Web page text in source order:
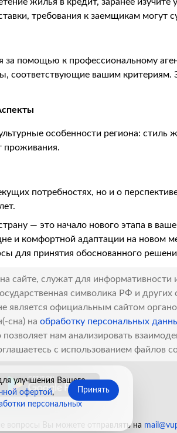
требования к заемщикам могут
за помощью к профессиональному
соответствующие вашим
особенности региона: стиль
проживания.
потребностях, но и о
— это начало нового этапа в
и комфортной адаптации на новом
для принятия обоснованного
сайте, служат для информативности
символика РФ и других
является официальным сайтом
сна) на обработку персональных
нам анализировать
с использованием файлов
вопросы Вы можете отправлять на
улучшения Вашего
офертой,
персональных
Принять